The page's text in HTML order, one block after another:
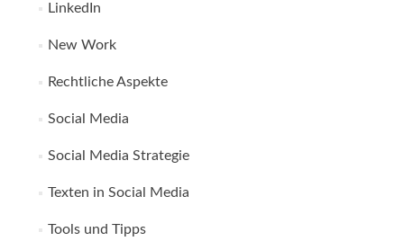
LinkedIn
New Work
Rechtliche Aspekte
Social Media
Social Media Strategie
Texten in Social Media
Tools und Tipps